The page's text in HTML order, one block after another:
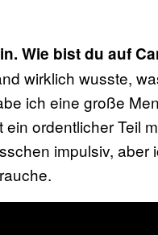
Wie bist du auf
wirklich wusste,
ich eine große
ein ordentlicher Teil
impulsiv,